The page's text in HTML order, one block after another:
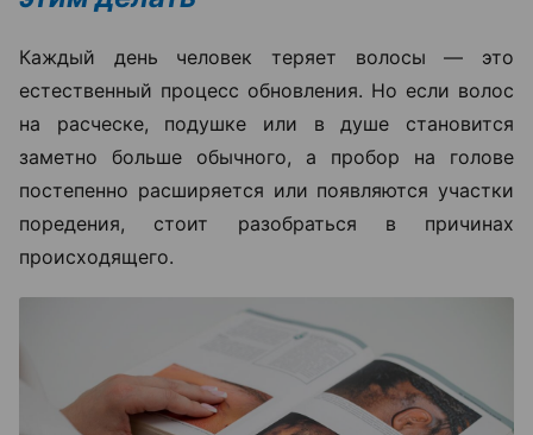
Каждый день человек теряет волосы — это
естественный процесс обновления. Но если волос
на расческе, подушке или в душе становится
заметно больше обычного, а пробор на голове
постепенно расширяется или появляются участки
поредения, стоит разобраться в причинах
происходящего.